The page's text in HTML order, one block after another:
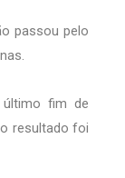
passou pelo
fim de
resultado foi